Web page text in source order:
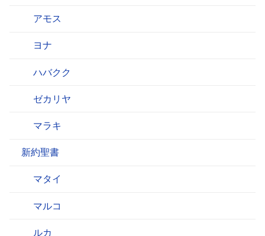
アモス
ヨナ
ハバクク
ゼカリヤ
マラキ
新約聖書
マタイ
マルコ
ルカ